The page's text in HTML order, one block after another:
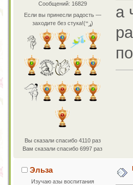
Сообщений: 16829
Если вы принесли радость —
заходите без стука!(ړײ)
Вы сказали спасибо 4110 раз
Вам сказали спасибо 6997 раз
а
Эльза
Изучаю азы воспитания